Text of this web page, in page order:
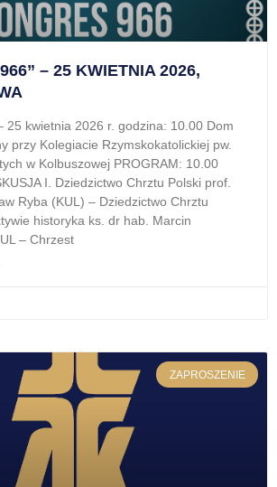
– 25 KWIETNIA 2026,
25 kwietnia 2026 r. godzina: 10.00 Dom
przy Kolegiacie Rzymskokatolickiej pw.
w Kolbuszowej PROGRAM: 10.00
I. Dziedzictwo Chrztu Polski prof.
Ryba (KUL) – Dziedzictwo Chrztu
historyka ks. dr hab. Marcin
– Chrzest
ZAPROSZENIE